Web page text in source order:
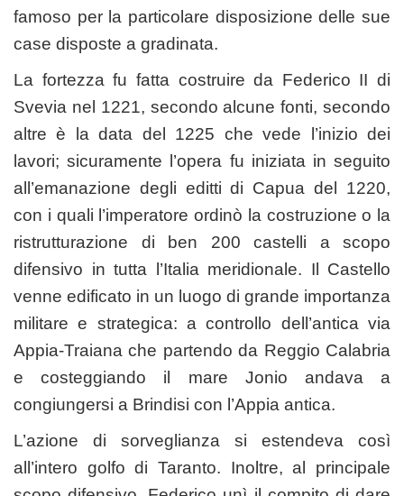
famoso per la particolare disposizione delle sue
case disposte a gradinata.
La fortezza fu fatta costruire da Federico II di
Svevia nel 1221, secondo alcune fonti, secondo
altre è la data del 1225 che vede l’inizio dei
lavori; sicuramente l’opera fu iniziata in seguito
all’emanazione degli editti di Capua del 1220,
con i quali l’imperatore ordinò la costruzione o la
ristrutturazione di ben 200 castelli a scopo
difensivo in tutta l’Italia meridionale. Il Castello
venne edificato in un luogo di grande importanza
militare e strategica: a controllo dell’antica via
Appia-Traiana che partendo da Reggio Calabria
e costeggiando il mare Jonio andava a
congiungersi a Brindisi con l’Appia antica.
L’azione di sorveglianza si estendeva così
all’intero golfo di Taranto. Inoltre, al principale